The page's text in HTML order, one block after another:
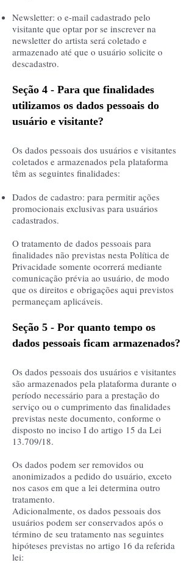
Newsletter: o e-mail cadastrado pelo
visitante que optar por se inscrever na
newsletter do artista será coletado e
armazenado até que o usuário solicite o
descadastro.
Seção 4 - Para que finalidades
utilizamos os dados pessoais do
usuário e visitante?
Os dados pessoais dos usuários e visitantes
coletados e armazenados pela plataforma
têm as seguintes finalidades:
Dados de cadastro: para permitir ações
promocionais exclusivas para usuários
cadastrados.
O tratamento de dados pessoais para
finalidades não previstas nesta Política de
Privacidade somente ocorrerá mediante
comunicação prévia ao usuário, de modo
que os direitos e obrigações aqui previstos
permaneçam aplicáveis.
Seção 5 - Por quanto tempo os
dados pessoais ficam armazenados?
Os dados pessoais dos usuários e visitantes
são armazenados pela plataforma durante o
período necessário para a prestação do
serviço ou o cumprimento das finalidades
previstas neste documento, conforme o
disposto no inciso I do artigo 15 da Lei
13.709/18.
Os dados podem ser removidos ou
anonimizados a pedido do usuário, exceto
nos casos em que a lei determina outro
tratamento.
Adicionalmente, os dados pessoais dos
usuários podem ser conservados após o
término de seu tratamento nas seguintes
hipóteses previstas no artigo 16 da referida
lei: